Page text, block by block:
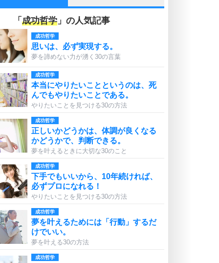
「 成功哲学 」の人気記事
成功哲学
思いは、必ず実現する。
夢を諦めない力が湧く30の言葉
成功哲学
本当にやりたいことというのは、死
んでもやりたいことである。
やりたいことを見つける30の方法
成功哲学
正しいかどうかは、体調が良くなる
かどうかで、判断できる。
夢を叶えるときに大切な30のこと
成功哲学
下手でもいいから、10年続ければ、
必ずプロになれる！
やりたいことを見つける30の方法
成功哲学
夢を叶えるためには「行動」するだ
けでいい。
夢を叶える30の方法
成功哲学